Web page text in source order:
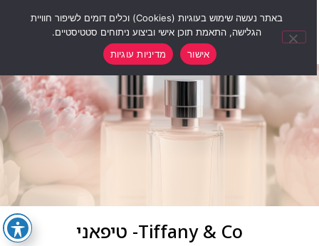
Tiffany & Co- טיפאני
באתר נעשה שימוש בעוגיות (Cookies) וכלים דומים לשיפור חוויית
הגלישה, התאמת תוכן אישי וביצוע ניתוחים סטטיסטיים.
אישור
מדיניות עוגיות